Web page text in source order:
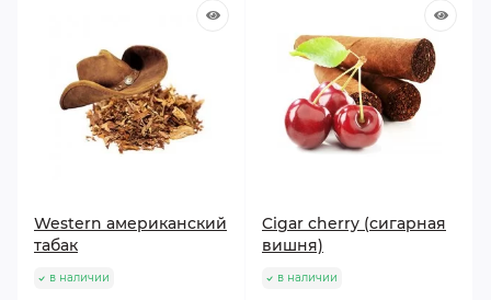
Western американский
табак
в наличии
Cigar cherry (сигарная
вишня)
в наличии